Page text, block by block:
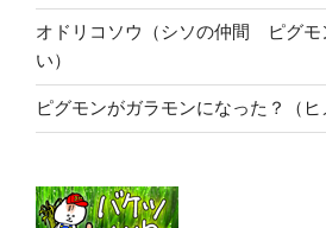
オドリコソウ（シソの仲間 ピグモ
い）
ピグモンがガラモンになった？（ヒ